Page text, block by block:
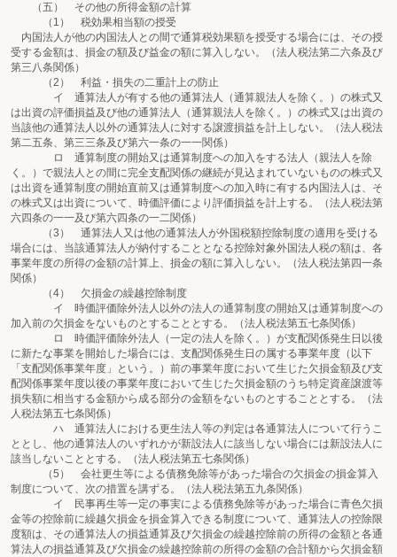
（五） その他の所得金額の計算
（1） 税効果相当額の授受
内国法人が他の内国法人との間で通算税効果額を授受する場合には、その授
受する金額は、損金の額及び益金の額に算入しない。（法人税法第二六条及び
第三八条関係）
（2） 利益・損失の二重計上の防止
イ 通算法人が有する他の通算法人（通算親法人を除く。）の株式又
は出資の評価損益及び他の通算法人（通算親法人を除く。）の株式又は出資の
当該他の通算法人以外の通算法人に対する譲渡損益を計上しない。（法人税法
第二五条、第三三条及び第六一条の一一関係）
ロ 通算制度の開始又は通算制度への加入をする法人（親法人を除
く。）で親法人との間に完全支配関係の継続が見込まれていないものの株式又
は出資を通算制度の開始直前又は通算制度への加入時に有する内国法人は、そ
の株式又は出資について、時価評価により評価損益を計上する。（法人税法第
六四条の一一及び第六四条の一二関係）
（3） 通算法人又は他の通算法人が外国税額控除制度の適用を受ける
場合には、当該通算法人が納付することとなる控除対象外国法人税の額は、各
事業年度の所得の金額の計算上、損金の額に算入しない。（法人税法第四一条
関係）
（4） 欠損金の繰越控除制度
イ 時価評価除外法人以外の法人の通算制度の開始又は通算制度への
加入前の欠損金をないものとすることとする。（法人税法第五七条関係）
ロ 時価評価除外法人（一定の法人を除く。）が支配関係発生日以後
に新たな事業を開始した場合には、支配関係発生日の属する事業年度（以下
「支配関係事業年度」という。）前の事業年度において生じた欠損金額及び支
配関係事業年度以後の事業年度において生じた欠損金額のうち特定資産譲渡等
損失額に相当する金額から成る部分の金額をないものとすることとする。（法
人税法第五七条関係）
ハ 通算法人における更生法人等の判定は各通算法人について行うこ
ととし、他の通算法人のいずれかが新設法人に該当しない場合には新設法人に
該当しないこととする。（法人税法第五七条関係）
（5） 会社更生等による債務免除等があった場合の欠損金の損金算入
制度について、次の措置を講ずる。（法人税法第五九条関係）
イ 民事再生等一定の事実による債務免除等があった場合に青色欠損
金等の控除前に繰越欠損金を損金算入できる制度について、通算法人の控除限
度額は、その通算法人の損益通算及び欠損金の繰越控除前の所得の金額と各通
算法人の損益通算及び欠損金の繰越控除前の所得の金額の合計額から欠損金額